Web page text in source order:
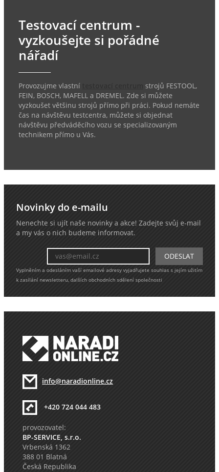
Testovací centrum -
vyzkoušejte si pořádné
nářadí
Provozujme vlastní
strojů FESTOOL,
FEIN, BOSCH, MAFELL a DREMEL. Zde si můžete
vyzkoušet většinu strojů přímo při práci. Pokud nemáte
čas na návštěvu testcentra, můžete si objednat
návštěvu předváděcího vozu se specializovaným
technikem přímo u Vás.
Novinky do e-mailu
Nenechte si ujít naše novinky a akce! Zadejte svůj e-mail
a my vás o nich budeme informovat.
Vyplněním a odesláním vaší emailové adresy vyjadřujete souhlas s jejím užitím
k zasílání newsletteru, dalších obchodních sdělení společnosti
info@naradionline.cz
+420 724 044 483
provozovatel:
BP-SERVICE, s.r.o.
Vrbenská 1362
388 01 Blatná
Česká Republika